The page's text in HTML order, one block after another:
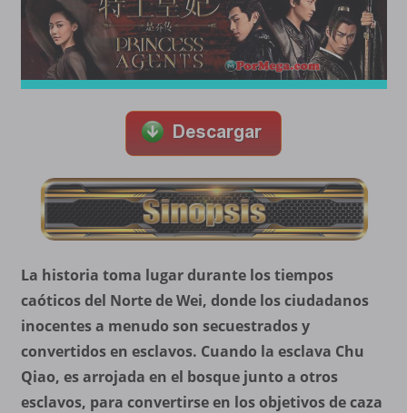
La historia toma lugar durante los tiempos
caóticos del Norte de Wei, donde los ciudadanos
inocentes a menudo son secuestrados y
convertidos en esclavos. Cuando la esclava Chu
Qiao, es arrojada en el bosque junto a otros
esclavos, para convertirse en los objetivos de caza